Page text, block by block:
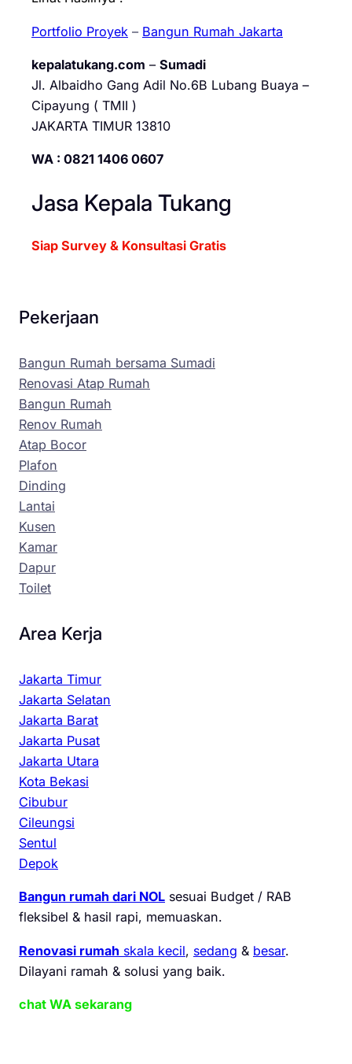
Portfolio Proyek – Bangun Rumah Jakarta
kepalatukang.com – Sumadi
Jl. Albaidho Gang Adil No.6B Lubang Buaya –
Cipayung ( TMII )
JAKARTA TIMUR 13810
WA : 0821 1406 0607
Jasa Kepala Tukang
Siap Survey & Konsultasi Gratis
Pekerjaan
Bangun Rumah bersama Sumadi
Renovasi Atap Rumah
Bangun Rumah
Renov Rumah
Atap Bocor
Plafon
Dinding
Lantai
Kusen
Kamar
Dapur
Toilet
Area Kerja
Jakarta Timur
Jakarta Selatan
Jakarta Barat
Jakarta Pusat
Jakarta Utara
Kota Bekasi
Cibubur
Cileungsi
Sentul
Depok
Bangun rumah dari NOL sesuai Budget / RAB
fleksibel & hasil rapi, memuaskan.
Renovasi rumah skala kecil, sedang & besar.
Dilayani ramah & solusi yang baik.
chat WA sekarang